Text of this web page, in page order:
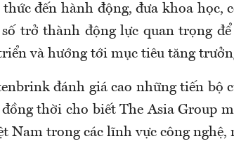
đến hành động, đưa khoa học,
số trở thành động lực quan trọng
và hướng tới mục tiêu tăng
đánh giá cao những tiến bộ
thời cho biết The Asia Group
Nam trong các lĩnh vực công nghệ,